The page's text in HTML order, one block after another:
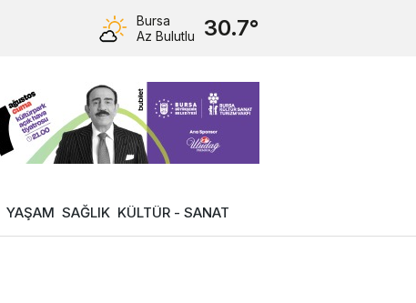
Bursa
Az Bulutlu
30.7°
YAŞAM SAĞLIK KÜLTÜR - SANAT